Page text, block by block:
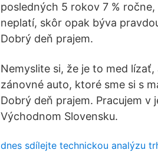
posledných 5 rokov 7 %
neplatí, skôr opak býva
Dobrý deň prajem.
Nemyslite si, že je to med
zánovné auto, ktoré sme si s
Dobrý deň prajem. Pracujem v
Východnom Slovensku.
dnes sdílejte technickou analýzu